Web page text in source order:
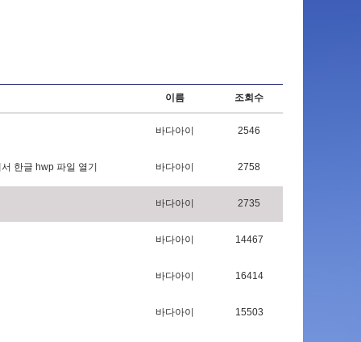
이름 조회수
바다아이 2546
서 한글 hwp 파일 열 기 바다아이 2758
바다아이 2735
바다아이 14467
바다아이 16414
바다아이 15503